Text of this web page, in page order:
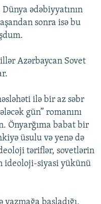
ədəbiyyatının
sonra isə bu
Azərbaycan Sovet
ilə bir az səbr
gün” romanını
Önyarğıma babat bir
üsulu və yenə də
təriflər, sovetlərin
ideoloji-siyasi yükünü